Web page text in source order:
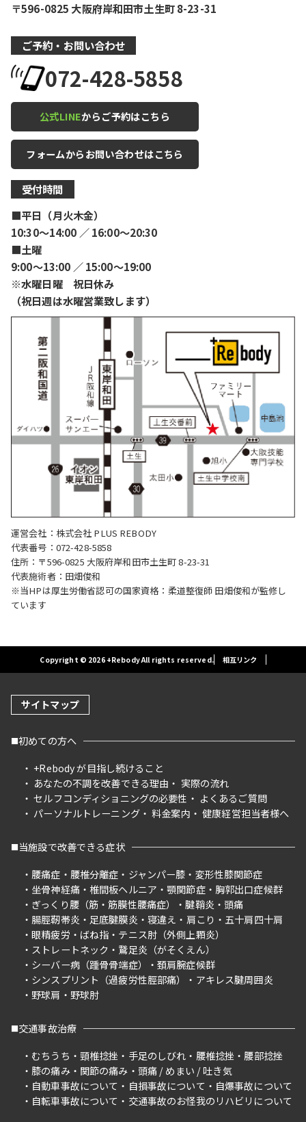
〒596-0825 大阪府岸和田市土生町 8-23-31
ご予約・お問い合わせ
072-428-5858
公式LINEからご予約はこちら
フォームからお問い合わせはこちら
受付時間
■平日（月火木金）
10:30〜14:00 ／ 16:00〜20:30
■土曜
9:00〜13:00 ／ 15:00〜19:00
※水曜日曜 祝日休み
（祝日週は水曜営業致します）
運営会社：株式会社 PLUS REBODY
代表番号：072-428-5858
住所：〒596-0825 大阪府岸和田市土生町 8-23-31
代表施術者：田畑俊和
※当HPは厚生労働省認可の国家資格：柔道整復師 田畑俊和が監修し
ています
Copyright © 2026 +Rebody All rights reserved. 相互リンク
サイトマップ
初めての方へ
+Rebody が目指し続けること
あなたの不調を改善できる理由
実際の流れ
セルフコンディショニングの必要性
よくあるご質問
パーソナルトレーニング
料金案内 健康経営担当者様へ
当施設で改善できる症状
腰痛症
腰椎分離症 ジャンパー膝
変形性膝関節症
坐骨神経痛
椎間板ヘルニア 顎関節症
胸郭出口症候群
ぎっくり腰（筋・筋膜性腰痛症）
腱鞘炎
頭痛
腸脛靭帯炎
足底腱膜炎 寝違え 肩こり
五十肩四十肩
眼精疲労
ばね指
テニス肘（外側上顆炎）
ストレートネック
鵞足炎（がそくえん）
シーバー病（踵骨骨端症）
頚肩腕症候群
シンスプリント（過疲労性脛部痛）
アキレス腱周囲炎
野球肩
野球肘
交通事故治療
むちうち
頸椎捻挫 手足のしびれ 腰椎捻挫
腰部捻挫
膝の痛み
関節の痛み
頭痛 / めまい / 吐き気
自動車事故について
自損事故について
自爆事故について
自転車事故について
交通事故のお怪我のリハビリについて